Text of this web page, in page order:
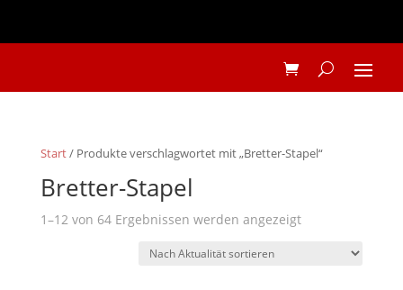
Start/ Produkte verschlagwortet mit „Bretter-Stapel“
Bretter-Stapel
1–12 von 64 Ergebnissen werden angezeigtNach